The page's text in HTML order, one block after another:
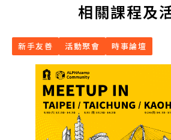
相關課程及
新手友善 活動聚會 時事論壇